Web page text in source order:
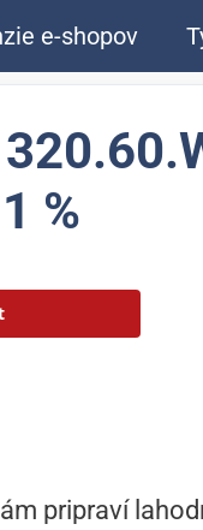
e-shopov
%
pripraví